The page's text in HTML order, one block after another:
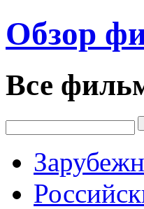
Обзор
Все